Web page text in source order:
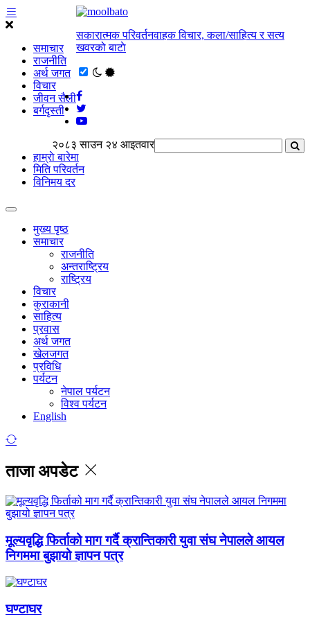
समाचार
राजनीति
अर्थ जगत
विचार
जीवन सैली
बर्गदृस्ती
सकारात्मक परिवर्तनवाहक विचार, कला/साहित्य र सत्य
खवरको बाटाे
२०८३ साउन २४ आइतवार
हाम्राे बारेमा
मिति परिवर्तन
विनिमय दर
मुख्य पृष्ठ
समाचार
राजनीति
अन्तराष्ट्रिय
राष्ट्रिय
विचार
कुराकानी
साहित्य
प्रवास
अर्थ जगत
खेलजगत
प्रविधि
पर्यटन
नेपाल पर्यटन
विश्व पर्यटन
English
ताजा अपडेट
मूल्यवृद्धि फिर्ताको माग गर्दै क्रान्तिकारी युवा संघ नेपालले आयल
निगममा बुझायो ज्ञापन पत्र
घण्टाघर